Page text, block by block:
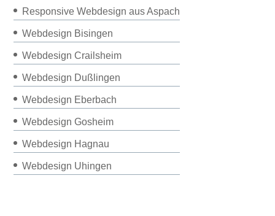
Responsive Webdesign aus Aspach
Webdesign Bisingen
Webdesign Crailsheim
Webdesign Dußlingen
Webdesign Eberbach
Webdesign Gosheim
Webdesign Hagnau
Webdesign Uhingen